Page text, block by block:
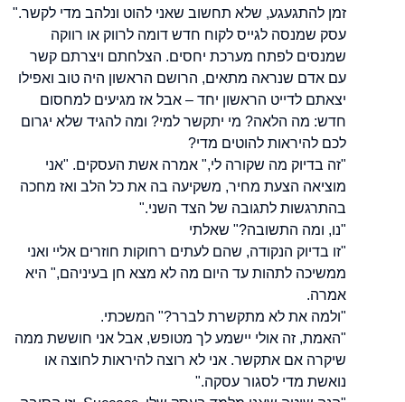
זמן להתגעגע, שלא תחשוב שאני להוט ונלהב מדי לקשר."
עסק שמנסה לגייס לקוח חדש דומה לרווק או רווקה
שמנסים לפתח מערכת יחסים. הצלחתם ויצרתם קשר
עם אדם שנראה מתאים, הרושם הראשון היה טוב ואפילו
יצאתם לדייט הראשון יחד – אבל אז מגיעים למחסום
חדש: מה הלאה? מי יתקשר למי? ומה להגיד שלא יגרום
לכם להיראות להוטים מדי?
"זה בדיוק מה שקורה לי," אמרה אשת העסקים. "אני
מוציאה הצעת מחיר, משקיעה בה את כל הלב ואז מחכה
בהתרגשות לתגובה של הצד השני."
"נו, ומה התשובה?" שאלתי
"זו בדיוק הנקודה, שהם לעתים רחוקות חוזרים אליי ואני
ממשיכה לתהות עד היום מה לא מצא חן בעיניהם," היא
אמרה.
"ולמה את לא מתקשרת לברר?" המשכתי.
"האמת, זה אולי יישמע לך מטופש, אבל אני חוששת ממה
שיקרה אם אתקשר. אני לא רוצה להיראות לחוצה או
נואשת מדי לסגור עסקה."